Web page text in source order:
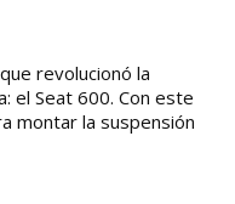
revolucionó la
el Seat 600. Con este
montar la suspensión